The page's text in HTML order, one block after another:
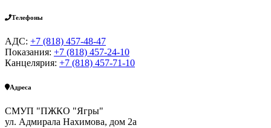
Телефоны
АДС: +7 (818) 457-48-47
Показания: +7 (818) 457-24-10
Канцелярия: +7 (818) 457-71-10
Адреса
СМУП "ПЖКО "Ягры"
ул. Адмирала Нахимова, дом 2а